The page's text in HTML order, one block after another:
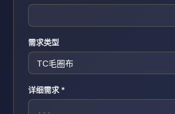
需求类型
详细需求 *